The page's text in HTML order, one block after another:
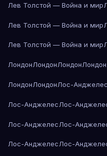
Лев Толстой — Война и мир
Лев Толстой — Война и мир
Лев Толстой — Война и мир
ЛондонЛондонЛондонЛондон
ЛондонЛондонЛос-Анджелес
Лос-АнджелесЛос-
Лос-АнджелесЛос-
Лос-АнджелесЛос-